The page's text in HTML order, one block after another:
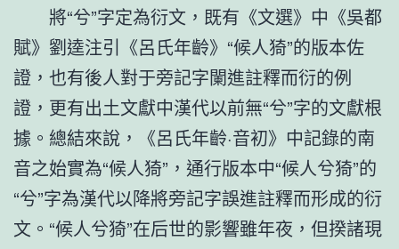
將“兮”字定為衍文，既有《文選》中《吳都
賦》劉逵注引《呂氏年齡》“候人猗”的版本佐
證，也有後人對于旁記字闌進註釋而衍的例
證，更有出土文獻中漢代以前無“兮”字的文獻根
據。總結來說，《呂氏年齡·音初》中記錄的南
音之始實為“候人猗”，通行版本中“候人兮猗”的
“兮”字為漢代以降將旁記字誤進註釋而形成的衍
文。“候人兮猗”在后世的影響雖年夜，但揆諸現